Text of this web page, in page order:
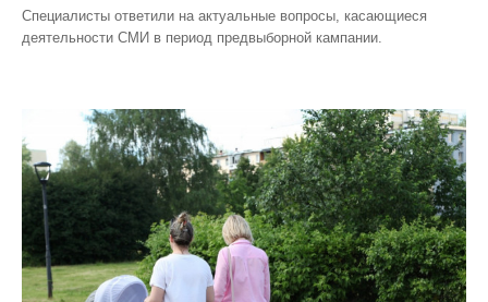
Специалисты ответили на актуальные вопросы, касающиеся
деятельности СМИ в период предвыборной кампании.